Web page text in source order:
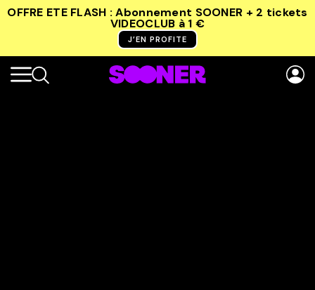
OFFRE ETE FLASH : Abonnement SOONER + 2 tickets
VIDEOCLUB à 1 €
J’EN PROFITE